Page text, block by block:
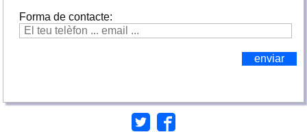
Forma de contacte: